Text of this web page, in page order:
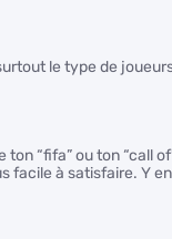
le type de
“fifa” ou ton “call
facile à satisfaire. Y